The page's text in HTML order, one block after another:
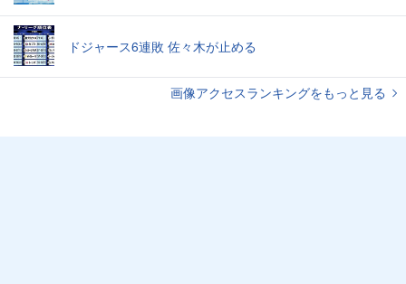
ドジャース6連敗 佐々木が止める
画像アクセスランキングをもっと見る